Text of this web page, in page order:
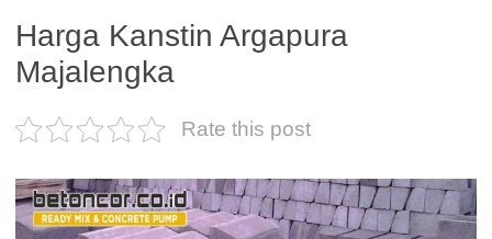
Harga Kanstin Argapura
Majalengka
Rate this post